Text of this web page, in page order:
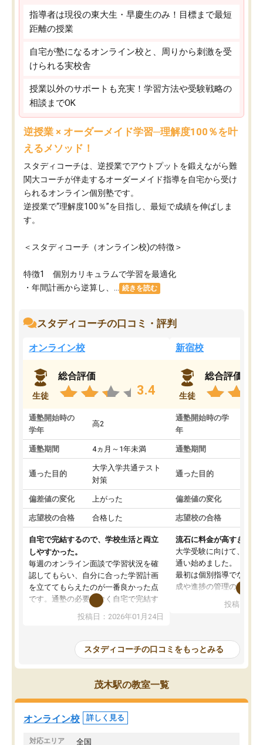
指導者は現役の東大生・早慶生のみ！目標まで最短
距離の授業
自宅が塾になるオンライン校と、周りから刺激を受
けられる実校舎
授業以外のサポートも充実！学習方法や受験戦略の
相談までOK
逆授業 × オーダーメイド学習─理解度100％を叶
えるメソッド！
スタディコーチは、逆授業でアウトプットを鍛えながら難
関大コーチが伴走するオーダーメイド指導を自宅から受け
られるオンライン個別塾です。
逆授業で“理解度100％”を目指し、最短で成績を伸ばしま
す。
＜スタディコーチ（オンライン校)の特徴＞
特徴1 個別カリキュラムで学習を最適化
・年間計画から逆算し、...
続きを読む
スタディコーチの口コミ・評判
オンライン校
生徒
総合評価
3.4
通塾開始時の
学年
高2
通塾期間 4ヵ月～1年未満
通った目的
大学入学共通テスト
対策
偏差値の変化 上がった
志望校の合格 合格した
自宅で完結するので、学校生活と両立
しやすかった。
毎週のオンライン面談で学習状況を確
認してもらい、自分に合った学習計画
を立ててもらえたのが一番良かった点
です。通塾の必要がなく自宅で完結す
たです。コーチが現役大学生で相談し
安も気軽に話せました。勉強習慣が身
についたと感じています。また、チャ
ットで質問できるのも便利でした。一
人では迷いがちだった受験勉強を、最
だと思います。
投稿日：2026年01月24日
新宿校
生徒
総合評価
通塾開始時の学
年
通塾期間
通った目的
偏差値の変化
志望校の合格
流石に料金が高すぎる
大学受験に向けて、高2
通い始めました。
最初は個別指導でなく、
成や進捗の管理のみのコ
じ個別指導コースに変更
性が良くなかったです。
モチベーションが上がら
にやめてしまいました。
の方の予定が空いていな
投稿日：
スタディコーチの口コミをもっとみる
茂木駅の教室一覧
オンライン校 詳しく見る
対応エリア 全国